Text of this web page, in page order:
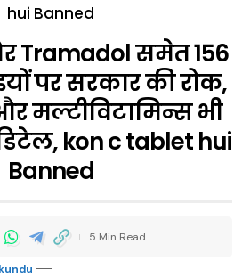
hui Banned
Tramadol समेत 156
पर सरकार की रोक,
मल्टीविटामिन्स भी
kon c tablet hui
Banned
5 Min Read